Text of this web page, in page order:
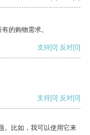
的购物需求。
支持[0] 反对[0]
支持[0] 反对[0]
。比如，我可以使用它来